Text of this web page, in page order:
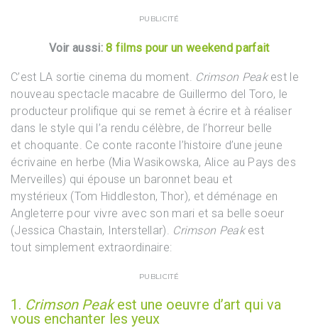
PUBLICITÉ
Voir aussi:8 films pour un weekend parfait
C’est LA sortie cinema du moment. Crimson Peak est le
nouveau spectacle macabre de Guillermo del Toro, le
producteur prolifique qui se remet à écrire et à réaliser
dans le style qui l’a rendu célèbre, de l’horreur belle
et choquante. Ce conte raconte l’histoire d’une jeune
écrivaine en herbe (Mia Wasikowska, Alice au Pays des
Merveilles) qui épouse un baronnet beau et
mystérieux (Tom Hiddleston, Thor), et déménage en
Angleterre pour vivre avec son mari et sa belle soeur
(Jessica Chastain, Interstellar). Crimson Peak est
tout simplement extraordinaire:
PUBLICITÉ
1. Crimson Peakest une oeuvre d’art qui va
vous enchanter les yeux